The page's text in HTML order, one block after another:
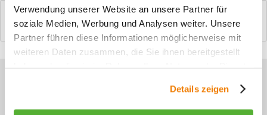
Verwendung unserer Website an unsere Partner für
soziale Medien, Werbung und Analysen weiter. Unsere
Partner führen diese Informationen möglicherweise mit
weiteren Daten zusammen, die Sie ihnen bereitgestellt
Details zeigen
Bewertungen
0
Bewertungen lesen, schreiben und diskutieren...mehr
Sie haben Fragen zu unseren